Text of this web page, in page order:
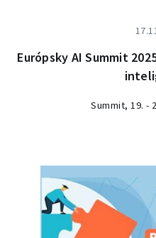
Európsky AI Summit
Summit, 19. -